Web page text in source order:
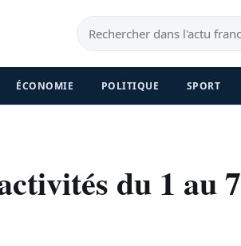
ÉCONOMIE POLITIQUE SPORT
du 1 au 7